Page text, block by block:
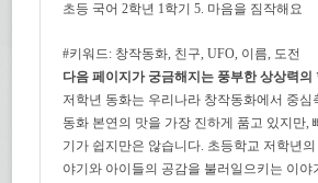
초등 국어 2학년 1학기 5. 마음을 짐작해요
#키워드: 창작동화, 친구, UFO, 이름, 도전
다음 페이지가 궁금해지는 풍부한 상상력의
저학년 동화는 우리나라 창작동화에서 중심
동화 본연의 맛을 가장 진하게 품고 있지만,
기가 쉽지만은 않습니다. 초등학교 저학년의
야기와 아이들의 공감을 불러일으키는 이야